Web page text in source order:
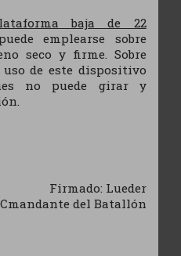
baja de 22
emplearse sobre
seco y firme. Sobre
de este dispositivo
no puede girar y
Firmado: Lueder
del Batallón